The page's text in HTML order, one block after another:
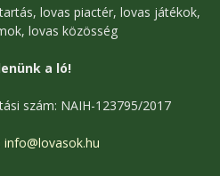
lovas piactér, lovas játékok,
lovas közösség
a ló!
szám: NAIH-123795/2017
info@lovasok.hu